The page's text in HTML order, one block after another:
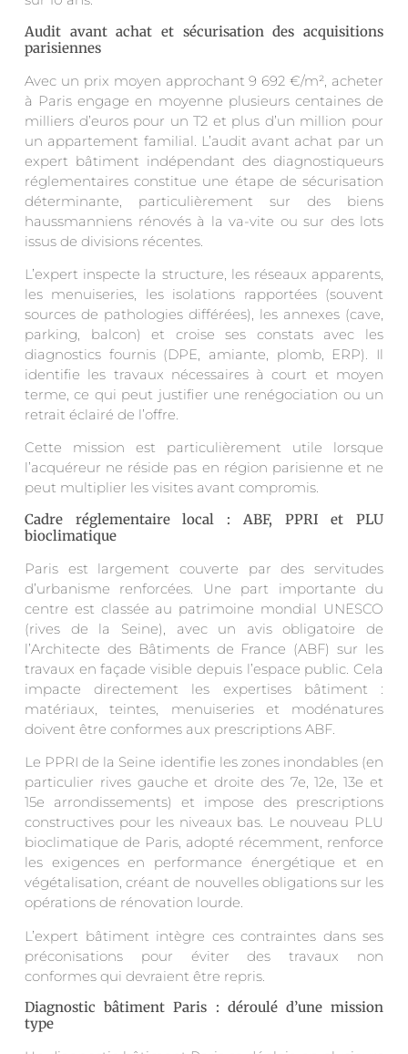
Audit avant achat et sécurisation des acquisitions
parisiennes
Avec un prix moyen approchant 9 692 €/m², acheter
à Paris engage en moyenne plusieurs centaines de
milliers d’euros pour un T2 et plus d’un million pour
un appartement familial. L’audit avant achat par un
expert bâtiment indépendant des diagnostiqueurs
réglementaires constitue une étape de sécurisation
déterminante, particulièrement sur des biens
haussmanniens rénovés à la va-vite ou sur des lots
issus de divisions récentes.
L’expert inspecte la structure, les réseaux apparents,
les menuiseries, les isolations rapportées (souvent
sources de pathologies différées), les annexes (cave,
parking, balcon) et croise ses constats avec les
diagnostics fournis (DPE, amiante, plomb, ERP). Il
identifie les travaux nécessaires à court et moyen
terme, ce qui peut justifier une renégociation ou un
retrait éclairé de l’offre.
Cette mission est particulièrement utile lorsque
l’acquéreur ne réside pas en région parisienne et ne
peut multiplier les visites avant compromis.
Cadre réglementaire local : ABF, PPRI et PLU
bioclimatique
Paris est largement couverte par des servitudes
d’urbanisme renforcées. Une part importante du
centre est classée au patrimoine mondial UNESCO
(rives de la Seine), avec un avis obligatoire de
l’Architecte des Bâtiments de France (ABF) sur les
travaux en façade visible depuis l’espace public. Cela
impacte directement les expertises bâtiment :
matériaux, teintes, menuiseries et modénatures
doivent être conformes aux prescriptions ABF.
Le PPRI de la Seine identifie les zones inondables (en
particulier rives gauche et droite des 7e, 12e, 13e et
15e arrondissements) et impose des prescriptions
constructives pour les niveaux bas. Le nouveau PLU
bioclimatique de Paris, adopté récemment, renforce
les exigences en performance énergétique et en
végétalisation, créant de nouvelles obligations sur les
opérations de rénovation lourde.
L’expert bâtiment intègre ces contraintes dans ses
préconisations pour éviter des travaux non
conformes qui devraient être repris.
Diagnostic bâtiment Paris : déroulé d’une mission
type